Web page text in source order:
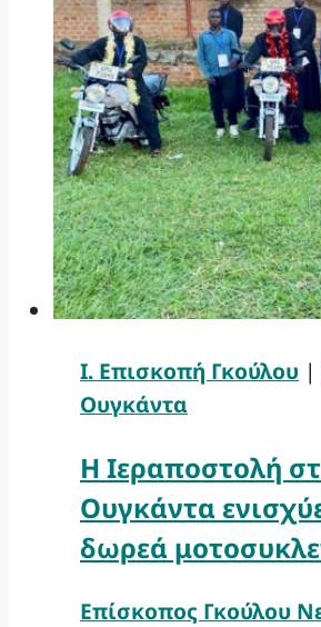
Ι. Επισκοπή Γκούλου |
Ουγκάντα
Η Ιεραποστολή
Ουγκάντα
δωρεά
Επίσκοπος Γκούλου